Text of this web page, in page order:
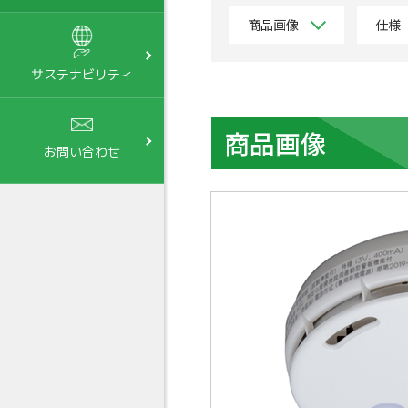
サステナビリティ
お問い合わせ
商品画像 仕様
商品画像